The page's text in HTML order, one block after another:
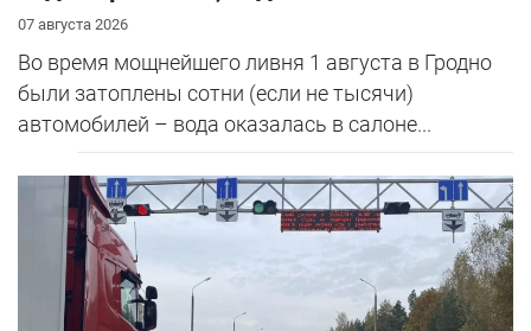
07 августа 2026
Во время мощнейшего ливня 1 августа в Гродно
были затоплены сотни (если не тысячи)
автомобилей – вода оказалась в салоне...